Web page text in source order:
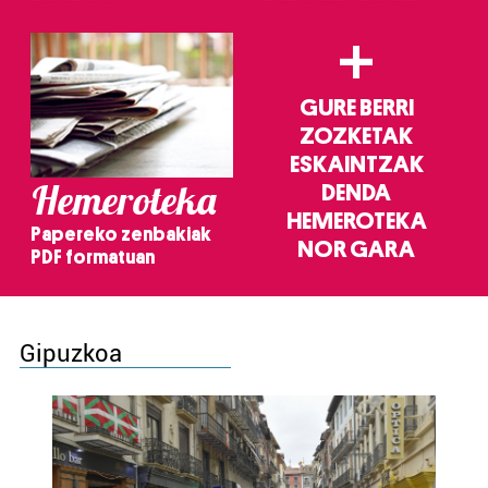
Hemeroteka
Papereko zenbakiak
PDF formatuan
+
GURE BERRI
ZOZKETAK
ESKAINTZAK
DENDA
HEMEROTEKA
NOR GARA
Gipuzkoa